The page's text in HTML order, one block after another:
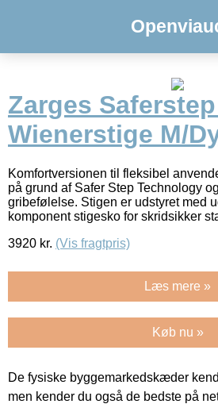
Zarges
Wienerstige M/
Komfortversionen til fleksibel
på grund af Safer Step Technology
gribefølelse. Stigen er udstyret med
komponent stigesko for skridsikker
3920 kr. (Vis fragtpris)
Læs mere »
Køb nu »
De fysiske byggemarkedskæder
men kender du også de bedste på